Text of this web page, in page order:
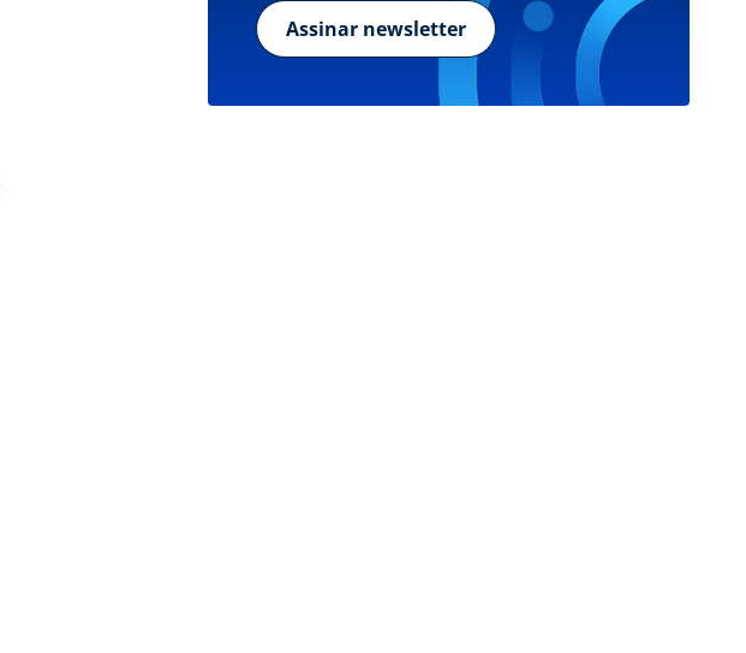
Assinar newsletter